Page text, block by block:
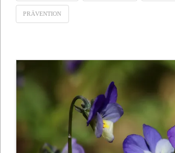
PRÄVENTION